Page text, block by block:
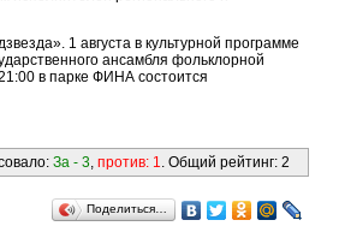
1 августа в культурной программе
ансамбля фольклорной
в парке ФИНА состоится
За - 3, против: 1. Общий рейтинг: 2
Поделиться…